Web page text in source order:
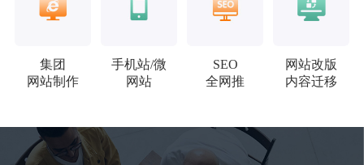
集团
网站制作
手机站/微
网站
SEO
全网推
网站改版
内容迁移